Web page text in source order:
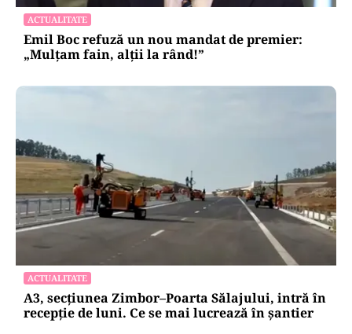
ACTUALITATE
Emil Boc refuză un nou mandat de premier:
„Mulțam fain, alții la rând!”
ACTUALITATE
A3, secțiunea Zimbor–Poarta Sălajului, intră în
recepție de luni. Ce se mai lucrează în șantier